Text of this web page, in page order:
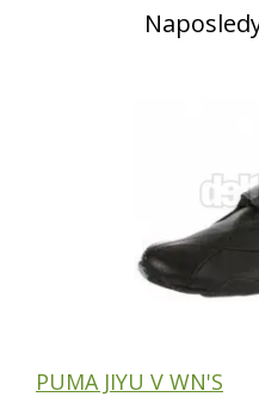
PUMA JIYU V WN'S